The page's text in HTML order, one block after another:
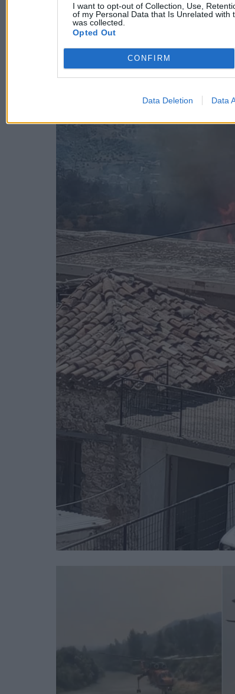
I want to opt-out of Collection, Use,
of my Personal Data that Is Unrelated with
was collected.
Opted Out
CONFIRM
Data Deletion Data